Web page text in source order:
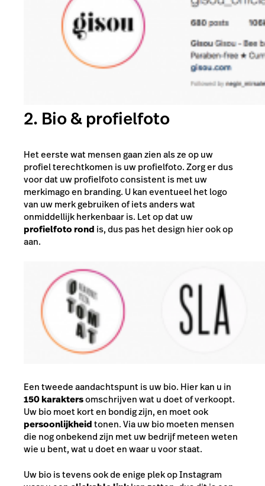
2. Bio & profielfoto
Het eerste wat mensen gaan zien als ze op uw
profiel terechtkomen is uw profielfoto. Zorg er dus
voor dat uw profielfoto consistent is met uw
merkimago en branding. U kan eventueel het logo
van uw merk gebruiken of iets anders wat
onmiddellijk herkenbaar is. Let op dat uw
profielfoto rond is, dus pas het design hier ook op
aan.
Een tweede aandachtspunt is uw bio. Hier kan u in
150 karaktersomschrijven wat u doet of verkoopt.
Uw bio moet kort en bondig zijn, en moet ook
persoonlijkheidtonen. Via uw bio moeten mensen
die nog onbekend zijn met uw bedrijf meteen weten
wie u bent, wat u doet en waar u voor staat.
Uw bio is tevens ook de enige plek op Instagram